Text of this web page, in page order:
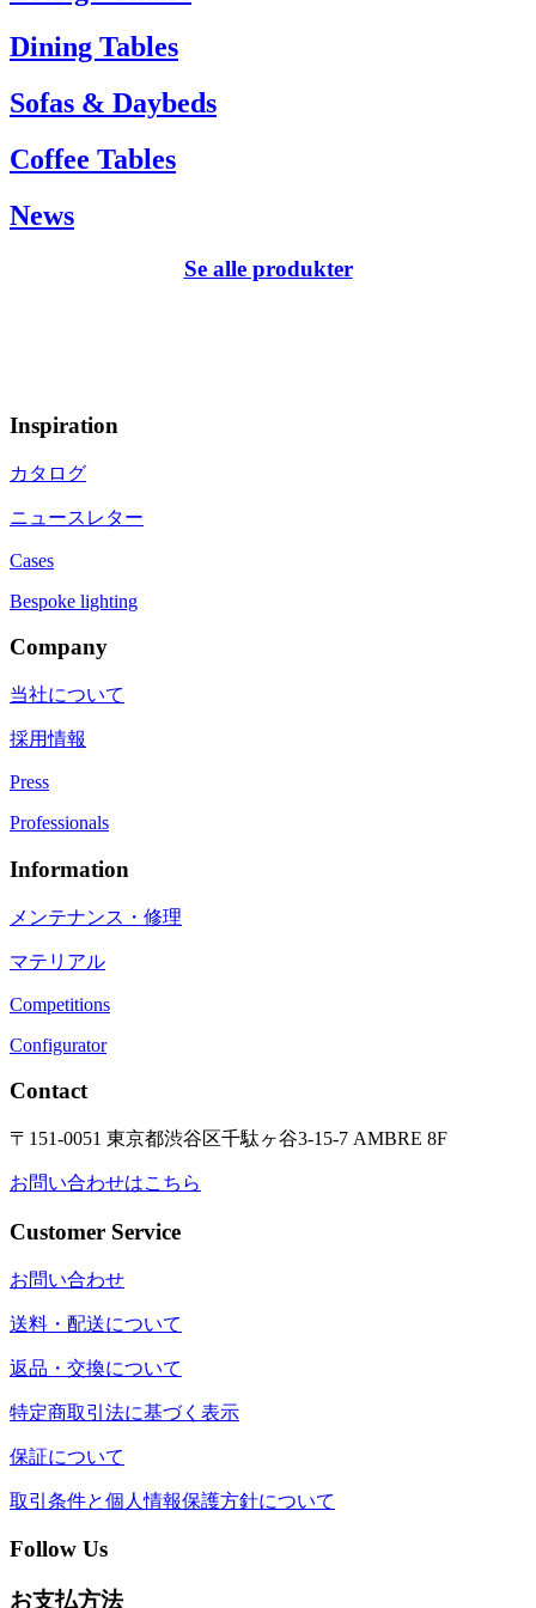
Dining Tables
Sofas & Daybeds
Coffee Tables
News
Se alle produkter
Inspiration
カタログ
ニュースレター
Cases
Bespoke lighting
Company
当社について
採用情報
Press
Professionals
Information
メンテナンス・修理
マテリアル
Competitions
Configurator
Contact
〒151-0051 東京都渋谷区千駄ヶ谷3-15-7 AMBRE 8F
お問い合わせはこちら
Customer Service
お問い合わせ
送料・配送について
返品・交換について
特定商取引法に基づく表示
保証について
取引条件と個人情報保護方針について
Follow Us
お支払方法